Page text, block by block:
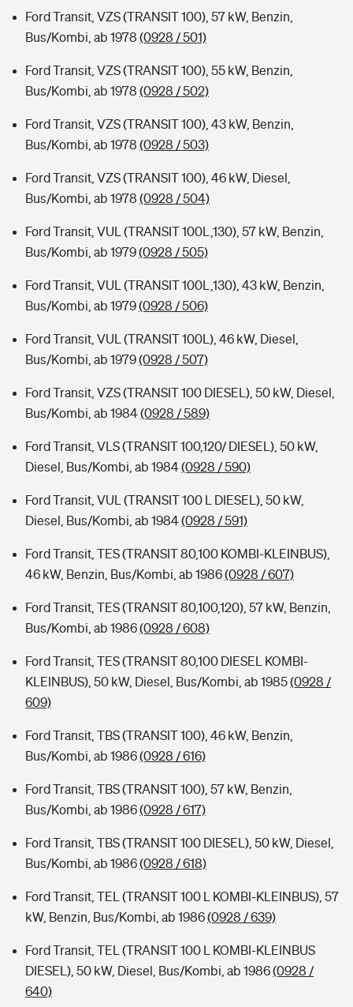
Ford Transit, VZS (TRANSIT 100), 57 kW, Benzin,
Bus/Kombi, ab 1978 (0928 / 501)
Ford Transit, VZS (TRANSIT 100), 55 kW, Benzin,
Bus/Kombi, ab 1978 (0928 / 502)
Ford Transit, VZS (TRANSIT 100), 43 kW, Benzin,
Bus/Kombi, ab 1978 (0928 / 503)
Ford Transit, VZS (TRANSIT 100), 46 kW, Diesel,
Bus/Kombi, ab 1978 (0928 / 504)
Ford Transit, VUL (TRANSIT 100L,130), 57 kW, Benzin,
Bus/Kombi, ab 1979(0928 / 505)
Ford Transit, VUL (TRANSIT 100L,130), 43 kW, Benzin,
Bus/Kombi, ab 1979(0928 / 506)
Ford Transit, VUL (TRANSIT 100L), 46 kW, Diesel,
Bus/Kombi, ab 1979(0928 / 507)
Ford Transit, VZS (TRANSIT 100 DIESEL), 50 kW, Diesel,
Bus/Kombi, ab 1984(0928 / 589)
Ford Transit, VLS (TRANSIT 100,120/ DIESEL), 50 kW,
Diesel, Bus/Kombi, ab 1984(0928 / 590)
Ford Transit, VUL (TRANSIT 100 L DIESEL), 50 kW,
Diesel, Bus/Kombi, ab 1984(0928 / 591)
Ford Transit, TES (TRANSIT 80,100 KOMBI-KLEINBUS),
46 kW, Benzin, Bus/Kombi, ab 1986(0928 / 607)
Ford Transit, TES (TRANSIT 80,100,120), 57 kW, Benzin,
Bus/Kombi, ab 1986(0928 / 608)
Ford Transit, TES (TRANSIT 80,100 DIESEL KOMBI-
KLEINBUS), 50 kW, Diesel, Bus/Kombi, ab 1985(0928 /
609)
Ford Transit, TBS (TRANSIT 100), 46 kW, Benzin,
Bus/Kombi, ab 1986(0928 / 616)
Ford Transit, TBS (TRANSIT 100), 57 kW, Benzin,
Bus/Kombi, ab 1986(0928 / 617)
Ford Transit, TBS (TRANSIT 100 DIESEL), 50 kW, Diesel,
Bus/Kombi, ab 1986(0928 / 618)
Ford Transit, TEL (TRANSIT 100 L KOMBI-KLEINBUS), 57
kW, Benzin, Bus/Kombi, ab 1986(0928 / 639)
Ford Transit, TEL (TRANSIT 100 L KOMBI-KLEINBUS
DIESEL), 50 kW, Diesel, Bus/Kombi, ab 1986(0928 /
640)